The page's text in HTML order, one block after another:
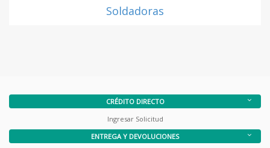
Soldadoras
CRÉDITO DIRECTO
Ingresar Solicitud
ENTREGA Y DEVOLUCIONES